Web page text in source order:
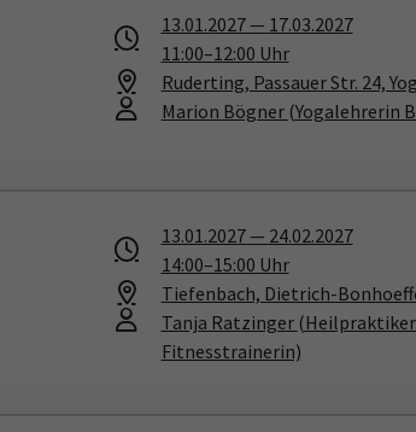
13.01.2027— 17.03.2027
11:00–12:00 Uhr
Ruderting, Passauer Str. 24,
Marion Bögner (Yogalehrerin
13.01.2027— 24.02.2027
14:00–15:00 Uhr
Tiefenbach, Dietrich-
Tanja Ratzinger
Fitnesstrainerin)